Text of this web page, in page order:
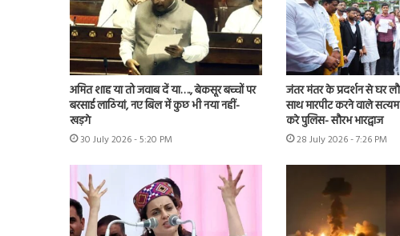
अमित शाह या तो जवाब दें या…., बेकसूर बच्चों पर
बरसाई लाठियां, नए बिल में कुछ भी नया नहीं-
खड़गे
30 July 2026 - 5:20 PM
जंतर मंतर के प्रदर्शन से घर
साथ मारपीट करने वाले सत्यम
करे पुलिस- सौरभ भारद्वाज
28 July 2026 - 7:26 PM